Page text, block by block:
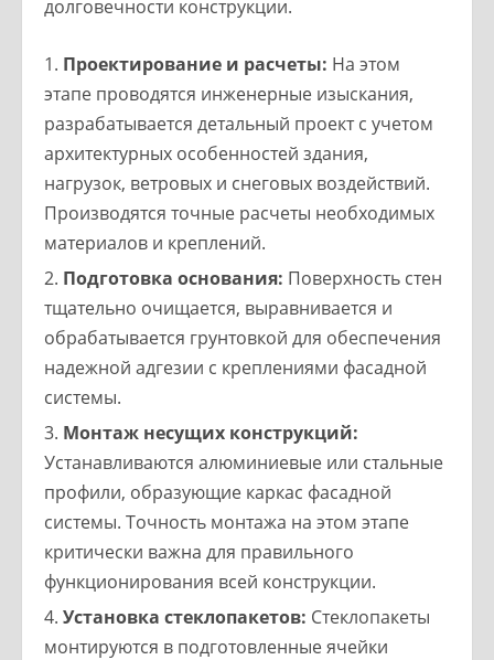
долговечности конструкции.
Проектирование и расчеты: На этом
этапе проводятся инженерные изыскания,
разрабатывается детальный проект с учетом
архитектурных особенностей здания,
нагрузок, ветровых и снеговых воздействий.
Производятся точные расчеты необходимых
материалов и креплений.
Подготовка основания: Поверхность стен
тщательно очищается, выравнивается и
обрабатывается грунтовкой для обеспечения
надежной адгезии с креплениями фасадной
системы.
Монтаж несущих конструкций:
Устанавливаются алюминиевые или стальные
профили, образующие каркас фасадной
системы. Точность монтажа на этом этапе
критически важна для правильного
функционирования всей конструкции.
Установка стеклопакетов: Стеклопакеты
монтируются в подготовленные ячейки